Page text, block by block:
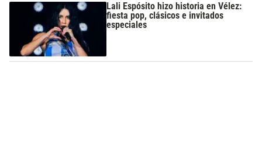
Lali Espósito hizo historia en Vélez:
fiesta pop, clásicos e invitados
especiales